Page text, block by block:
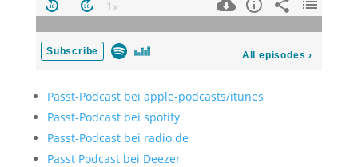
Passt-Podcast bei apple-podcasts/itunes
Passt-Podcast bei spotify
Passt-Podcast bei radio.de
Passt Podcast bei Deezer